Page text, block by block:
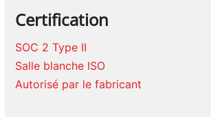
Certification
SOC 2 Type II
Salle blanche ISO
Autorisé par le fabricant